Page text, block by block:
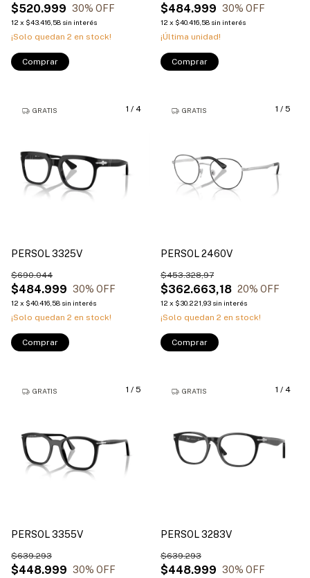
$520.999 30% OFF
12 x $43.416,58 sin interés
¡Solo quedan 2 en stock!
Comprar
$484.999 30% OFF
12 x $40.416,58 sin interés
¡Última unidad!
Comprar
1 / 4
GRATIS
PERSOL 3325V
$484.999
$690.044
30% OFF
12 x $40.416,58 sin interés
¡Solo quedan 2 en stock!
Comprar
1 / 5
GRATIS
PERSOL 2460V
$362.663,18
$453.328,97
20% OFF
12 x $30.221,93 sin interés
¡Solo quedan 2 en stock!
Comprar
1 / 5
GRATIS
PERSOL 3355V
$448.999
$639.293
30% OFF
1 / 4
GRATIS
PERSOL 3283V
$448.999
$639.293
30% OFF